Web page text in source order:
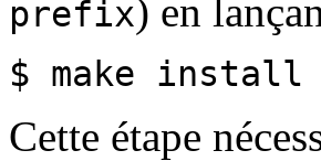
prefix) en
$ make install
Cette étape